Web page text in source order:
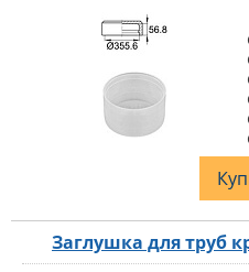
Заглушка для труб